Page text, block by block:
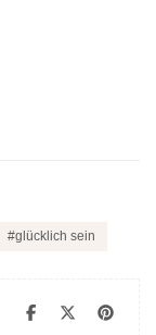
glücklich sein